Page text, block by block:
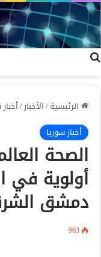
الرئيسية/الأخبار/
أخبار سوريا
أولوية في
دمشق
963